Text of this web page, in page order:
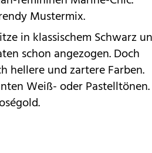
Mustermix.
in klassischem Schwarz
schon angezogen. Doch
hellere und zartere Farben.
Weiß- oder Pastelltönen.